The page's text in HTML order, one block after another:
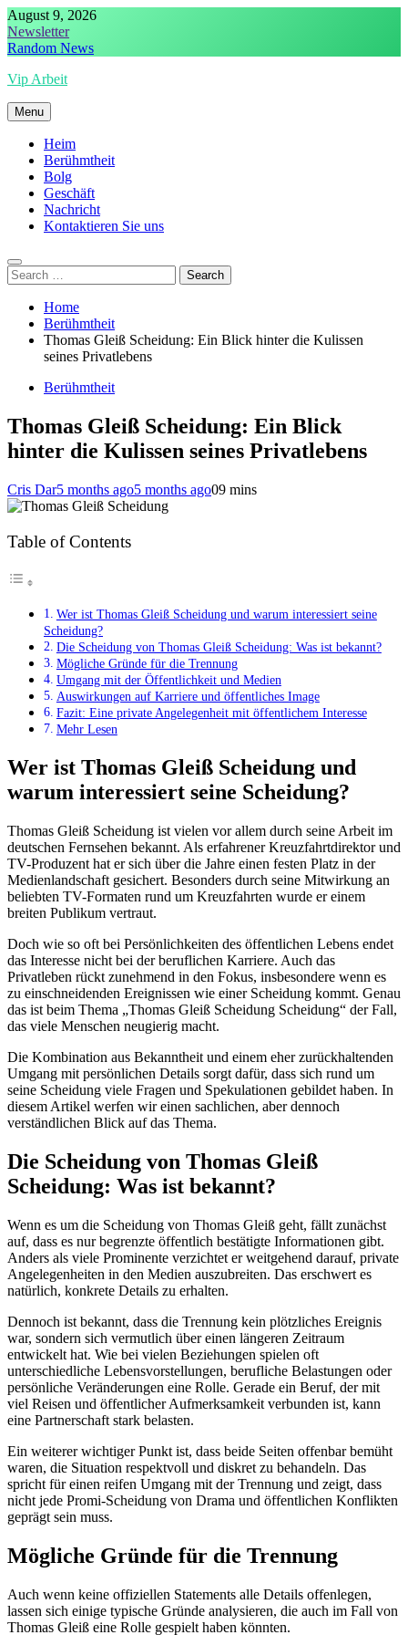
Skip
to
content
August 9, 2026
Newsletter
Random News
Vip Arbeit
Menu
Heim
Berühmtheit
Bolg
Geschäft
Nachricht
Kontaktieren Sie uns
Search
for:
Home
Berühmtheit
Thomas Gleiß Scheidung: Ein Blick hinter die Kulissen
seines Privatlebens
Berühmtheit
Thomas Gleiß Scheidung: Ein Blick
hinter die Kulissen seines Privatlebens
Cris Dar5 months ago5 months ago09 mins
Table of Contents
Wer ist Thomas Gleiß Scheidung und warum interessiert seine
Scheidung?
Die Scheidung von Thomas Gleiß Scheidung: Was ist bekannt?
Mögliche Gründe für die Trennung
Umgang mit der Öffentlichkeit und Medien
Auswirkungen auf Karriere und öffentliches Image
Fazit: Eine private Angelegenheit mit öffentlichem Interesse
Mehr Lesen
Wer ist Thomas Gleiß Scheidung und
warum interessiert seine Scheidung?
Thomas Gleiß Scheidung ist vielen vor allem durch seine Arbeit im
deutschen Fernsehen bekannt. Als erfahrener Kreuzfahrtdirektor und
TV-Produzent hat er sich über die Jahre einen festen Platz in der
Medienlandschaft gesichert. Besonders durch seine Mitwirkung an
beliebten TV-Formaten rund um Kreuzfahrten wurde er einem
breiten Publikum vertraut.
Doch wie so oft bei Persönlichkeiten des öffentlichen Lebens endet
das Interesse nicht bei der beruflichen Karriere. Auch das
Privatleben rückt zunehmend in den Fokus, insbesondere wenn es
zu einschneidenden Ereignissen wie einer Scheidung kommt. Genau
das ist beim Thema „Thomas Gleiß Scheidung Scheidung“ der Fall,
das viele Menschen neugierig macht.
Die Kombination aus Bekanntheit und einem eher zurückhaltenden
Umgang mit persönlichen Details sorgt dafür, dass sich rund um
seine Scheidung viele Fragen und Spekulationen gebildet haben. In
diesem Artikel werfen wir einen sachlichen, aber dennoch
verständlichen Blick auf das Thema.
Die Scheidung von Thomas Gleiß
Scheidung: Was ist bekannt?
Wenn es um die Scheidung von Thomas Gleiß geht, fällt zunächst
auf, dass es nur begrenzte öffentlich bestätigte Informationen gibt.
Anders als viele Prominente verzichtet er weitgehend darauf, private
Angelegenheiten in den Medien auszubreiten. Das erschwert es
natürlich, konkrete Details zu erhalten.
Dennoch ist bekannt, dass die Trennung kein plötzliches Ereignis
war, sondern sich vermutlich über einen längeren Zeitraum
entwickelt hat. Wie bei vielen Beziehungen spielen oft
unterschiedliche Lebensvorstellungen, berufliche Belastungen oder
persönliche Veränderungen eine Rolle. Gerade ein Beruf, der mit
viel Reisen und öffentlicher Aufmerksamkeit verbunden ist, kann
eine Partnerschaft stark belasten.
Ein weiterer wichtiger Punkt ist, dass beide Seiten offenbar bemüht
waren, die Situation respektvoll und diskret zu behandeln. Das
spricht für einen reifen Umgang mit der Trennung und zeigt, dass
nicht jede Promi-Scheidung von Drama und öffentlichen Konflikten
geprägt sein muss.
Mögliche Gründe für die Trennung
Auch wenn keine offiziellen Statements alle Details offenlegen,
lassen sich einige typische Gründe analysieren, die auch im Fall von
Thomas Gleiß eine Rolle gespielt haben könnten.